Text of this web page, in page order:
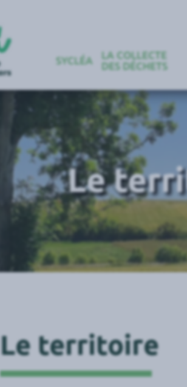
SYCLÉA
LA COLLECTE
DES DÉCHETS
Le
Le territoire